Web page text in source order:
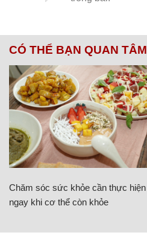
CÓ THỂ BẠN QUAN TÂM
Chăm sóc sức khỏe cần thực hiện
ngay khi cơ thể còn khỏe